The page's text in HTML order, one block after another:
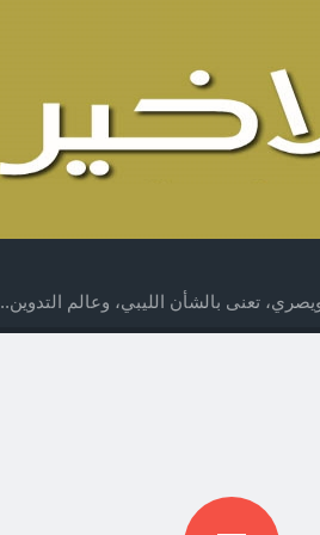
تعنى بالشأن الليبي، وعالم التدوين..